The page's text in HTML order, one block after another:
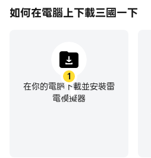
如何在電腦上下載三國一下
1
在你的電腦下載並安裝雷
電模擬器